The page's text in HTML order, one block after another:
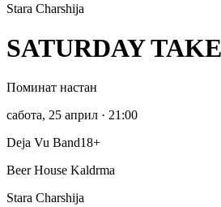
Stara Charshija
SATURDAY
Поминат настан
сабота, 25 април · 21:00
Deja Vu Band18+
Beer House Kaldrma
Stara Charshija